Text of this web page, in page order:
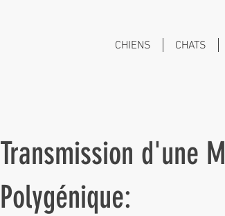
CHIENS CHATS
Transmission d'une
Polygénique: